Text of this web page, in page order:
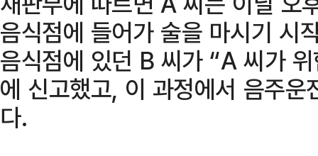
음식점에 들어가 술을 마시기 시
음식점에 있던 B 씨가 “A 씨가
에 신고했고, 이 과정에서 음주
다.